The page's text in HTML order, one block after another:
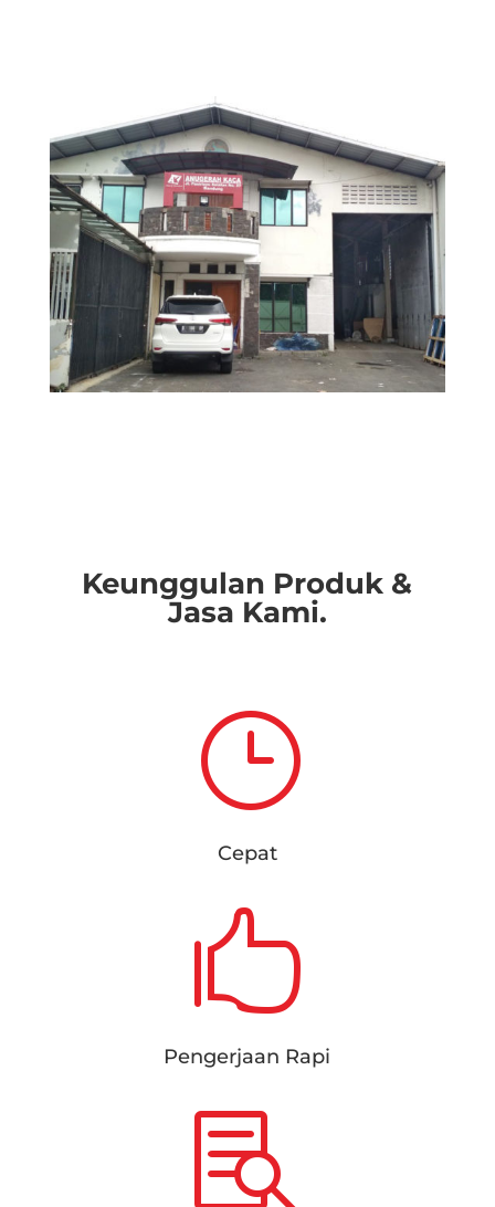
Keunggulan Produk &
Jasa Kami.
}
Cepat

Pengerjaan Rapi
